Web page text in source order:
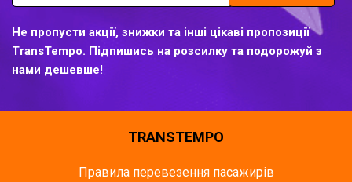
Не пропусти акції, знижки та інші цікаві пропозиції
TransTempo. Підпишись на розсилку та подорожуй з
нами дешевше!
TRANSTEMPO
Правила перевезення пасажирів